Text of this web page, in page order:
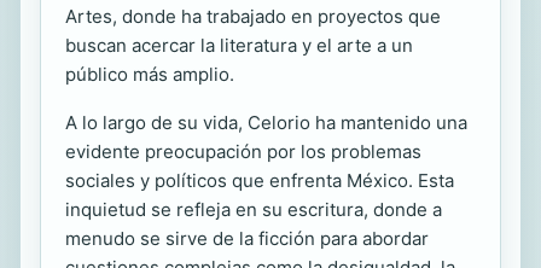
Artes, donde ha trabajado en proyectos que
buscan acercar la literatura y el arte a un
público más amplio.
A lo largo de su vida, Celorio ha mantenido una
evidente preocupación por los problemas
sociales y políticos que enfrenta México. Esta
inquietud se refleja en su escritura, donde a
menudo se sirve de la ficción para abordar